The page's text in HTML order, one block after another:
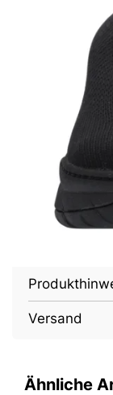
Versand
Ähnliche